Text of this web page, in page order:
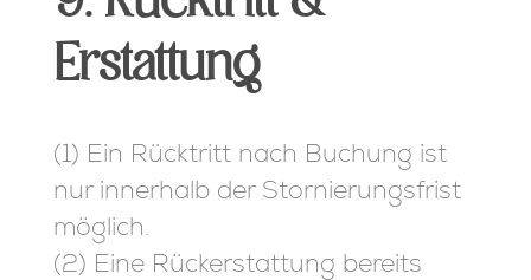
Erstattung
(1) Ein Rücktritt nach Buchung ist
nur innerhalb der Stornierungsfrist
möglich.
(2) Eine Rückerstattung bereits